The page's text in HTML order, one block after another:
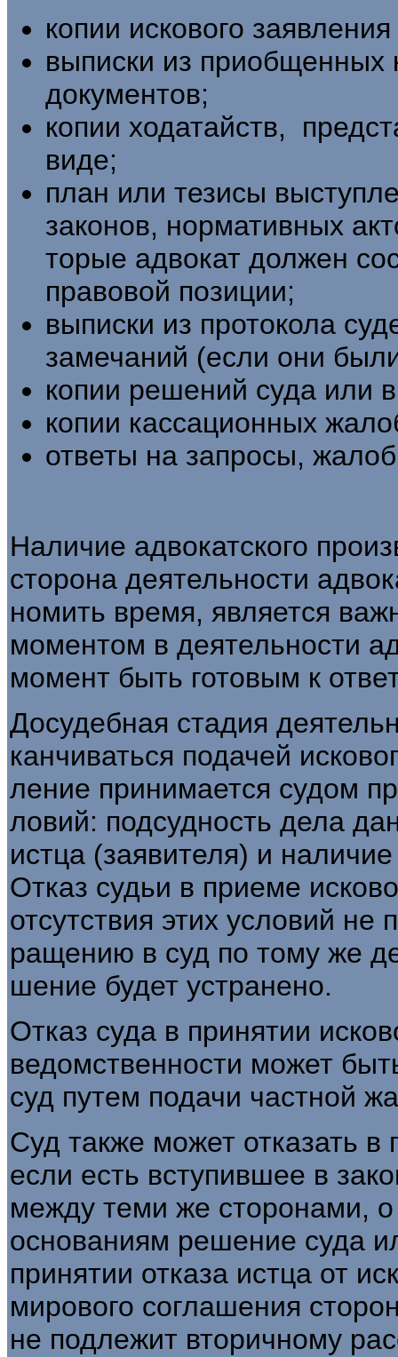
копии искового
выписки из приобщенных
документов;
копии ходатайств,
виде;
план или тезисы
законов, нормативных
торые адвокат должен
правовой позиции;
выписки из протокола
замечаний (если они
копии решений суда или
копии кассационных
ответы на запросы,
Наличие адвокатского
сторона деятельности
номить время, является
моментом в деятельности
мо­мент быть готовым к
Досудебная стадия
канчиваться подачей
ление принимается судом
ловий: подсудность дела
истца (заявителя) и
Отказ судьи в приеме
отсутствия этих условий
ращению в суд по тому же
шение будет устранено.
Отказ суда в принятии
ведомственности может
суд путем подачи частной
Суд также может отказать в
если есть вступившее в
между теми же сторонами,
основаниям решение суда
принятии отказа истца от
мирового соглашения
не подлежит вторичному